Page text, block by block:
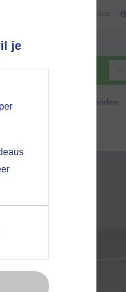
je
Files 0
Zoeken in foto & video:
voor
hebt
uit